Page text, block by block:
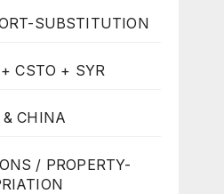
SUBSTITUTION
CSTO + SYR
CHINA
/ PROPERTY-